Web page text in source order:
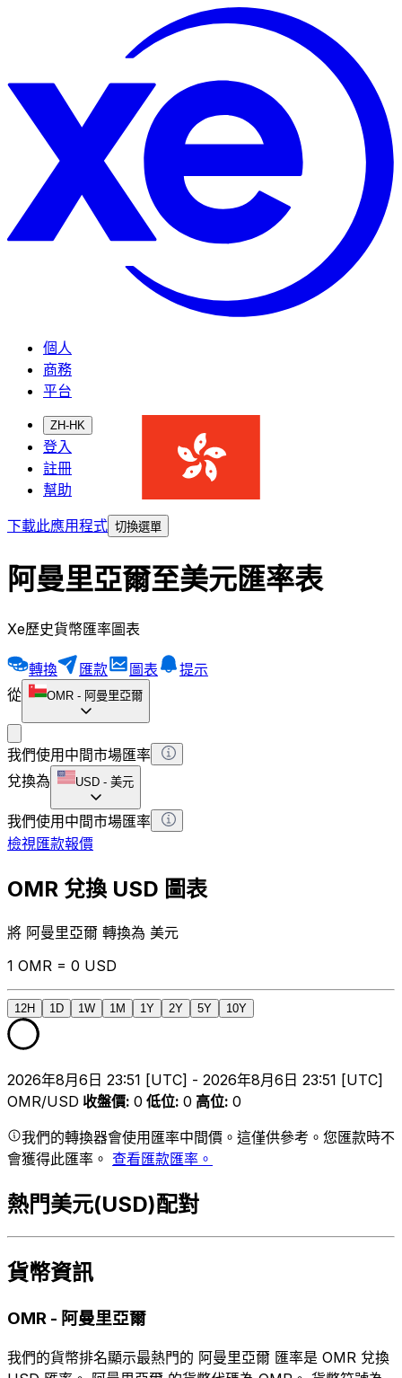
個人
商務
平台
ZH-HK
登入
註冊
幫助
下載此應用程式 切換選單
阿曼里亞爾至美元匯率表
Xe歷史貨幣匯率圖表
轉換 匯款 圖表
提示
從
OMR - 阿曼里亞爾
我們使用中間市場匯率
兌換為
USD - 美元
我們使用中間市場匯率
檢視匯款報價
OMR 兌換 USD 圖表
將 阿曼里亞爾 轉換為 美元
1 OMR = 0 USD
12H 1D 1W 1M 1Y 2Y 5Y 10Y
2026年8月6日 23:51 [UTC] - 2026年8月6日 23:51 [UTC]
OMR/USD 收盤價: 0 低位: 0 高位: 0
我們的轉換器會使用匯率中間價。這僅供參考。您匯款時不
會獲得此匯率。 查看匯款匯率。
熱門美元(USD)配對
貨幣資訊
OMR - 阿曼里亞爾
我們的貨幣排名顯示最熱門的 阿曼里亞爾 匯率是 OMR 兌換